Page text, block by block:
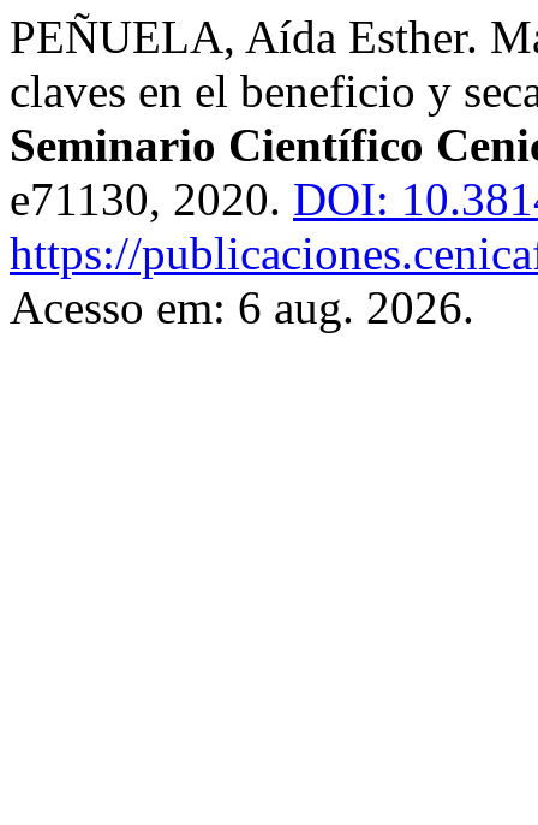
PEÑUELA, Aída Esther.
claves en el beneficio y
Seminario Científico
e71130, 2020. DOI:
https://
Acesso em: 6 aug. 2026.